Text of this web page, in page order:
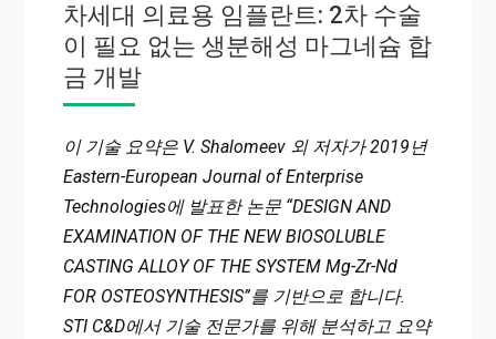
차세대 의료용 임플란트: 2차 수술
이 필요 없는 생분해성 마그네슘 합
금 개발
이 기술 요약은 V. Shalomeev 외 저자가 2019년
Eastern-European Journal of Enterprise
Technologies에 발표한 논문 “DESIGN AND
EXAMINATION OF THE NEW BIOSOLUBLE
CASTING ALLOY OF THE SYSTEM Mg-Zr-Nd
FOR OSTEOSYNTHESIS”를 기반으로 합니다.
STI C&D에서 기술 전문가를 위해 분석하고 요약